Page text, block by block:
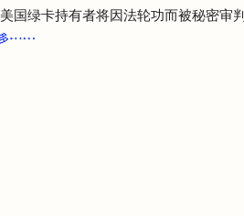
美国绿卡持有者将因法轮功而被秘密审判